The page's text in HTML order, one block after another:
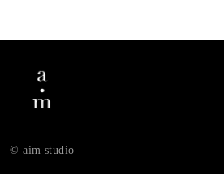
© aim studio